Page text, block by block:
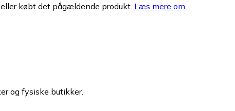
købt det pågældende produkt. Læs mere om
og fysiske butikker.